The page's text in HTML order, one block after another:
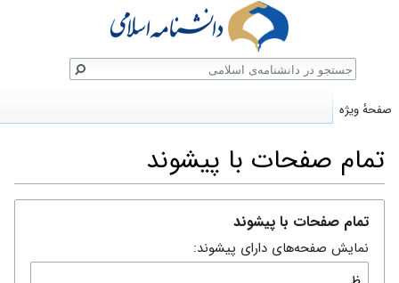
تمام صفحات با پیشوند
پرش
ناوبری
پرش
جستجو
تمام صفحات با پیشوند
نمایش صفحه‌های دارای پیشوند:
صفحهٔ ویژه
جستجو